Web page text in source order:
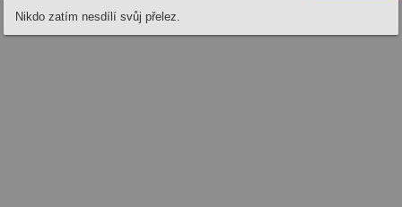
Nikdo zatím nesdílí svůj přelez.